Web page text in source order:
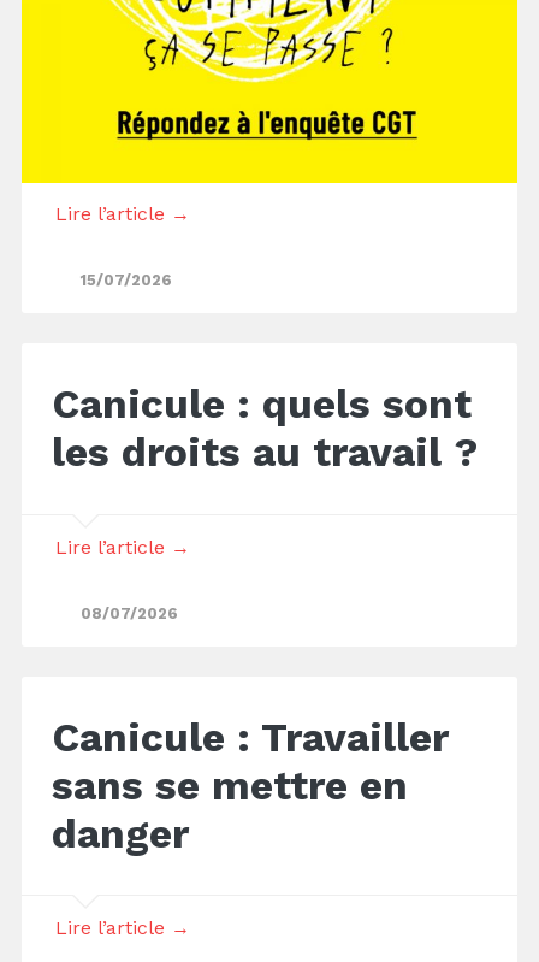
Lire l’article →
15/07/2026
Canicule : quels sont
les droits au travail ?
Lire l’article →
08/07/2026
Canicule : Travailler
sans se mettre en
danger
Lire l’article →